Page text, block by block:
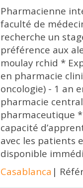
Pharmacienne
faculté de
recherche un
préférence aux
moulay rchid *
en pharmacie
oncologie) - 1 an
pharmacie
pharmaceutique
capacité
avec les patients
disponible
Casablanca |